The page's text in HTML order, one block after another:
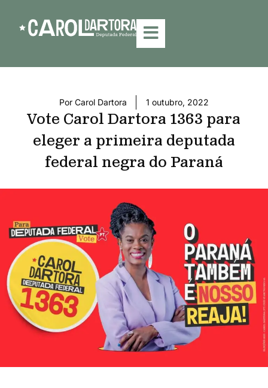
PorCarol Dartora 1 outubro, 2022
Vote Carol Dartora 1363 para
eleger a primeira deputada
federal negra do Paraná